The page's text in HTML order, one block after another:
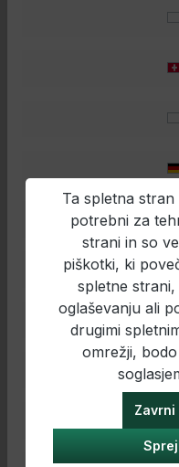
Preston
PrestonDura
mit Quick Dry
Außenringe für
Mesh-
einfaches
und natürliche
Stipprute und
Dura Keepnet
für ambitionierte
Dank des
Materials
einfach sauber
121,99 €*
109,57 €*
Ta spletna
potrebni za
strani in so
piškotki, ki
spletne
oglaševanju ali
drugimi
omrežji,
Zavrni